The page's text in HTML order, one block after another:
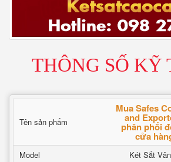
THÔNG SỐ KỸ
Tên sản phẩm
Mua Safes
and
phân phối
cửa
Model
Két Sắt